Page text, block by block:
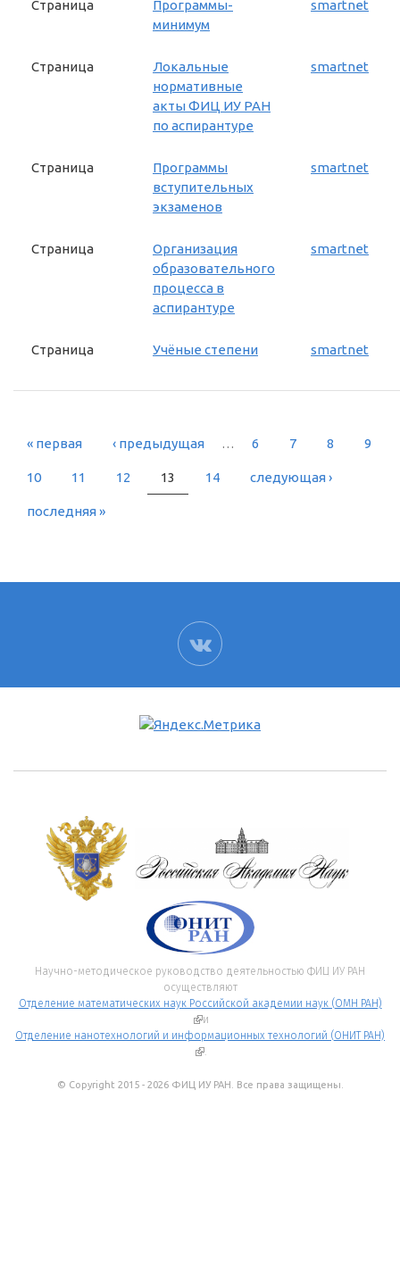
Страница
Программы-
минимум
smartnet
Страница
Локальные
нормативные
акты ФИЦ ИУ РАН
по аспирантуре
smartnet
Страница
Программы
вступительных
экзаменов
smartnet
Страница
Организация
образовательного
процесса в
аспирантуре
smartnet
Страница Учёные степени smartnet
СТРАНИЦЫ
« первая ‹ предыдущая … 6 7 8 9
10 11 12 13 14 следующая ›
последняя »
ВК
Научно-методическое руководство деятельностью ФИЦ ИУ РАН
осуществляют
Отделение математических наук Российской академии наук (ОМН РАН)
(внешняя ссылка)
и
Отделение нанотехнологий и информационных технологий (ОНИТ РАН)
(внешняя ссылка)
.
© Copyright 2015 - 2026 ФИЦ ИУ РАН. Все права защищены.